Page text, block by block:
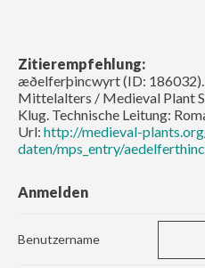
Zitierempfehlung:
æðelferþincwyrt (ID: 186032).
Mittelalters / Medieval Plant
Klug. Technische Leitung:
Url: http://medieval-
daten/mps_entry/
Anmelden
Benutzername